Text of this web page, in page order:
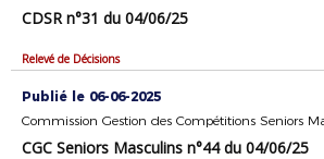
CDSR n°31 du 04/06/25
Relevé de Décisions
Publié le 06-06-2025
CGC Seniors Masculins n°44 du 04/06/25